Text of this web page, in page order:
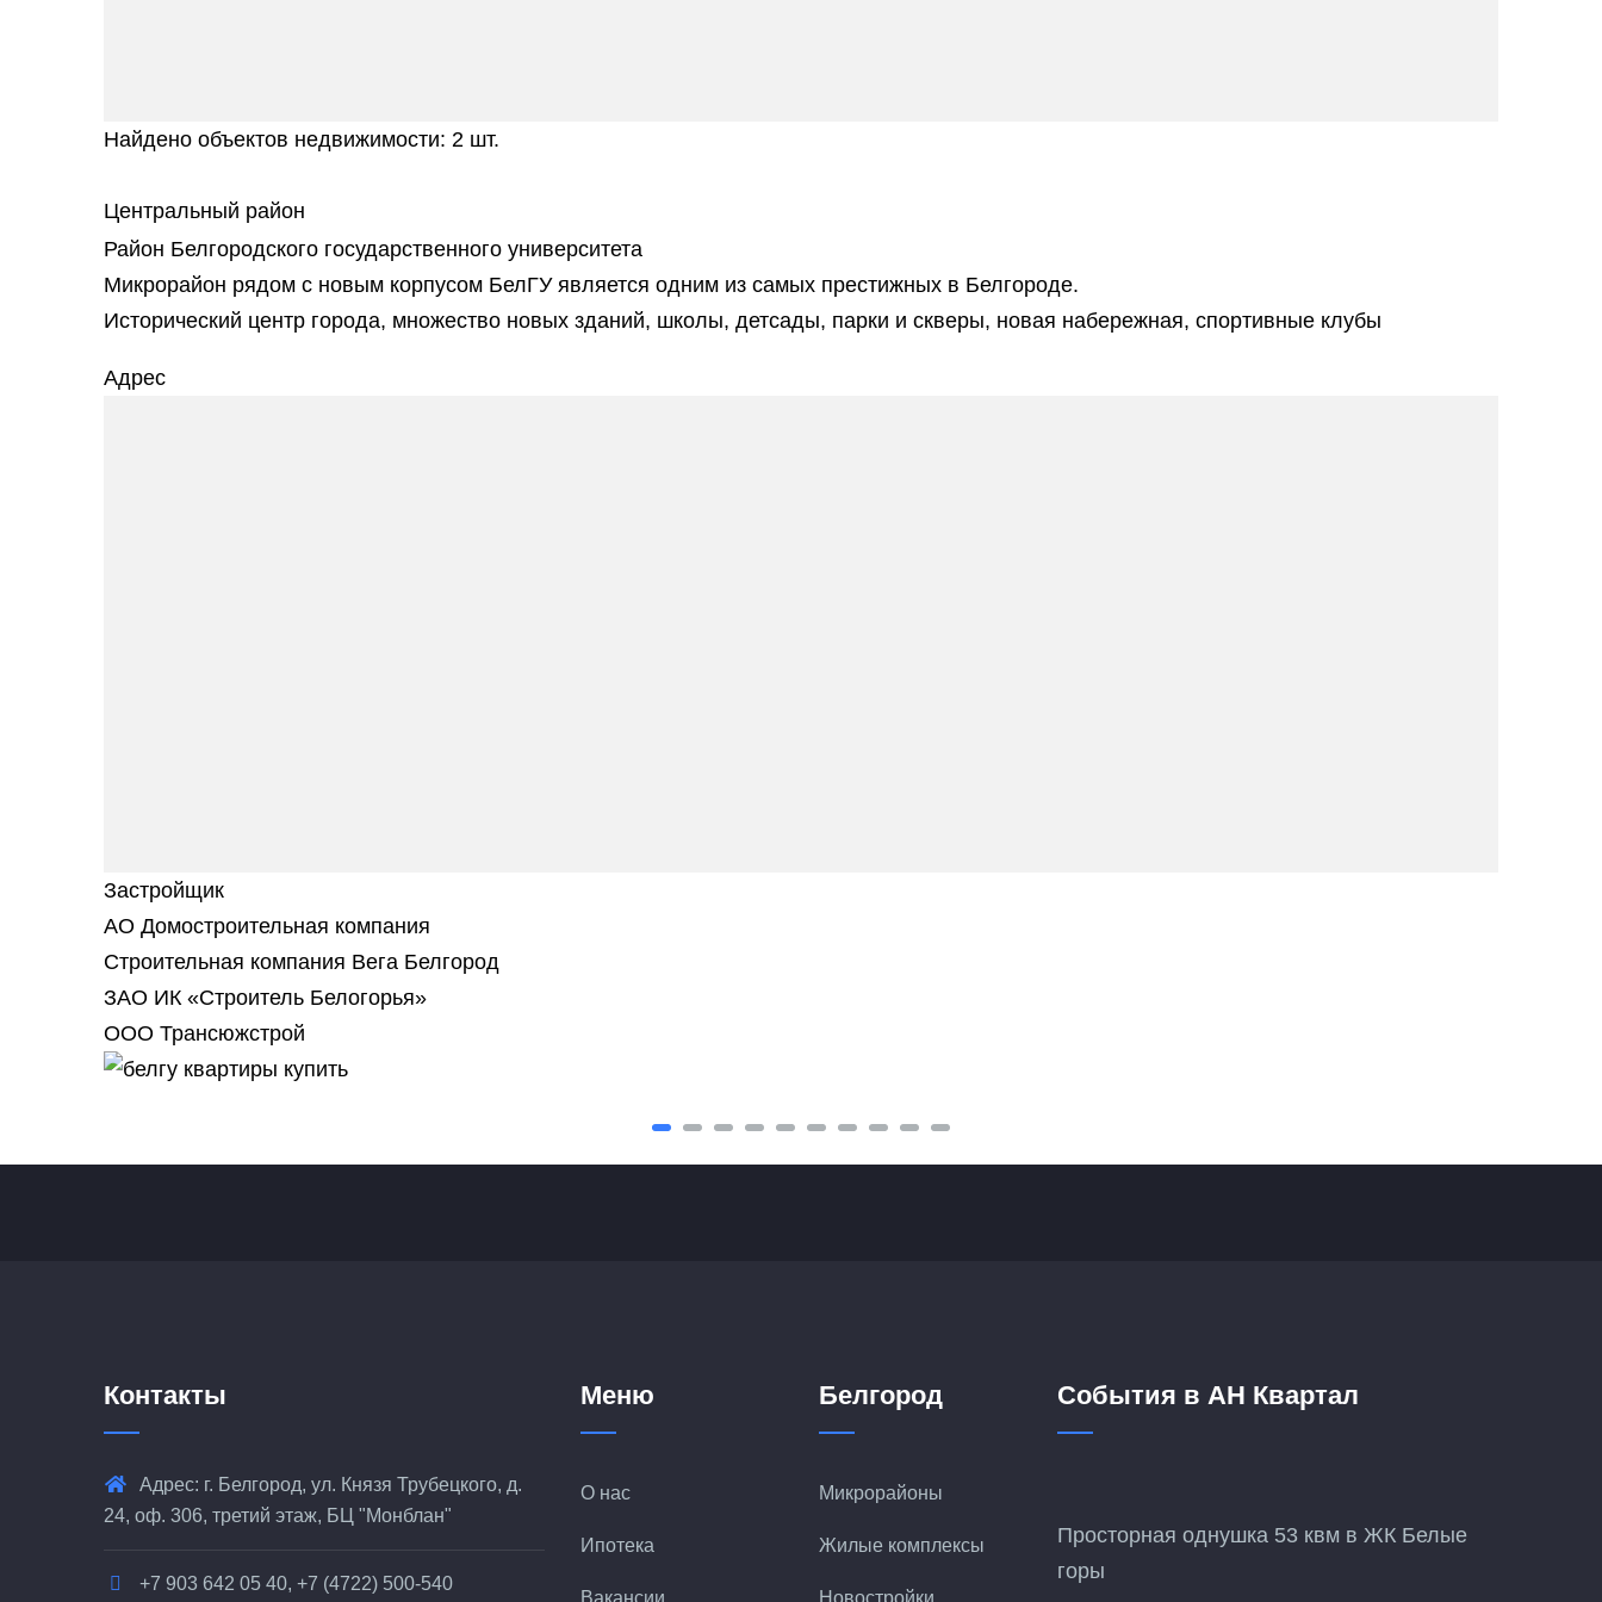
Найдено объектов недвижимости: 2 шт.
Центральный район
Район Белгородского государственного университета
Микрорайон рядом с новым корпусом БелГУ является одним из самых престижных в Белгороде.
Исторический центр города, множество новых зданий, школы, детсады, парки и скверы, новая набережная, спортивные клубы
Адрес
Застройщик
АО Домостроительная компания
Строительная компания Вега Белгород
ЗАО ИК «Строитель Белогорья»
ООО Трансюжстрой
Контакты
Адрес: г. Белгород, ул. Князя Трубецкого, д.
24, оф. 306, третий этаж, БЦ "Монблан"
+7 903 642 05 40, +7 (4722) 500-540
Меню
О нас
Ипотека
Вакансии
Белгород
Микрорайоны
Жилые комплексы
Новостройки
События в АН Квартал
Просторная однушка 53 квм в ЖК Белые
горы